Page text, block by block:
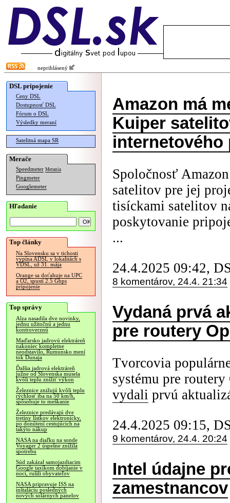
neprihlásený
DSL pripojenie
Ceny DSL
Dostupnosť DSL
Fórum o DSL
Výsledky meraní
Satelitná mapa SR
Merače
Speedmeter Merania
Pingmeter
Googlemeter
Hľadanie
Top články
Na Slovensku sa v tichosti
vypína ADSL v lokalitách s
VDSL, už 31. mája
Orange sa doťahuje na UPC
a O2, spustí 2.5 Gbps
pripojenie
Top správy
Alza nasadila dve novinky,
jednu užitočnú a jednu
kontroverznú
Maďarsko jadrovú elektráreň
nakoniec kompletne
neodstavilo, Rumunsko mení
tok Dunaja
Ďalšia jadrová elektráreň
južne od Slovenska musela
kvôli teplu znížiť výkon
Železnice znižujú kvôli teplu
rýchlosť iba na 50 km/h,
spôsobuje to meškanie
Železnice predávajú dve
tretiny lístkov elektronicky,
po donútení cestujúcich na
takýto nákup
NASA na diaľku na sonde
Voyager 2 úspešne znížila
spotrebu
Súd zakázal samojazdiacim
Google taxíkom dobíjanie v
noci, rušili obyvateľov
NASA pripravuje ISS na
inštaláciu posledných
nových solárnych panelov
Amazon má
Kuiper
internetového
Spoločnosť
satelitov pre jej
tisíckami satelitov
poskytovanie
...
24.4.2025 09:42,
8 komentárov, 24.4. 21:34
Vydaná prvá
pre routery
Tvorcovia
systému pre
vydali prvú
24.4.2025 09:15,
9 komentárov, 24.4. 20:24
Intel údajne
zamestnancov